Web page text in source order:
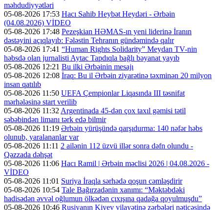
məhdudiyyətləri
05-08-2026 17:53 Hacı Sahib Heybət Heydəri - Ərbəin
(04.08.2026) VİDEO
05-08-2026 17:48 Pezeşkian HƏMAS-ın yeni liderinə İranın
dəstəyini açıqlayıb: Fələstin Tehranın gündəmində qalır
05-08-2026 17:41 “Human Rights Solidarity” Meydan TV-nin
həbsdə olan jurnalisti Aytac Tapdıqla bağlı bəyanat yayıb
05-08-2026 12:21 Bu ilki Ərbəinin mesajı
05-08-2026 12:08 İraq: Bu il Ərbəin ziyarətinə təxminən 20 milyon
insan qatılıb
05-08-2026 11:50 UEFA Çempionlar Liqasında III təsnifat
mərhələsinə start verilib
05-08-2026 11:32 Argentinada 45-dən çox taxıl gəmisi tətil
səbəbindən limanı tərk edə bilmir
05-08-2026 11:19 Ərbəin yürüşündə qarşıdurma: 140 nəfər həbs
olunub, yaralananlar var
05-08-2026 11:11 2 ailənin 112 üzvü illər sonra dəfn olundu -
Qəzzada dəhşət
05-08-2026 11:06 Hacı Ramil | Ərbəin məclisi 2026 | 04.08.2026 -
VİDEO
05-08-2026 11:01 Suriya İraqla sərhədə qoşun cəmləşdirir
05-08-2026 10:54 Tale Bağırzadənin xanımı: “Məktəbdəki
hadisədən əvvəl oğlumun ölkədən çıxışına qadağa qoyulmuşdu”
05-08-2026 10:46 Rusiyanın Kiyev vilayətinə zərbələri nəticəsində